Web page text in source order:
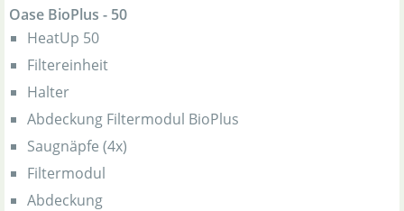
Oase BioPlus - 50
HeatUp 50
Filtereinheit
Halter
Abdeckung Filtermodul BioPlus
Saugnäpfe (4x)
Filtermodul
Abdeckung